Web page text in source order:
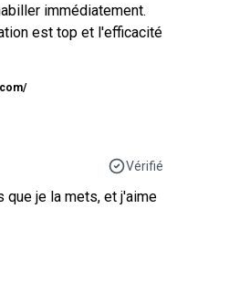
immédiatement.
est top et l'efficacité
Vérifié
je la mets, et j'aime